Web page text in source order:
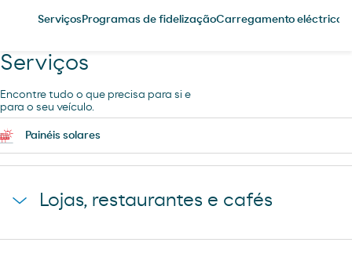
Serviços Programas de fidelizaçãoCarregamento eléctrico
Serviços
Encontre tudo o que precisa para si e
para o seu veículo.
Painéis solares
Lojas, restaurantes e cafés